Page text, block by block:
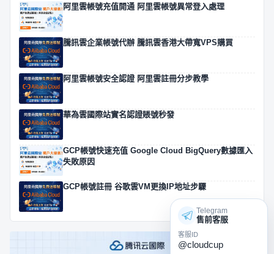
阿里雲帳號充值開通 阿里雲帳號異常登入處理
騰訊雲企業帳號代辦 騰訊雲香港大帶寬VPS購買
阿里雲帳號安全認證 阿里雲註冊分步教學
華為雲國際站實名認證賬號秒發
GCP帳號快速充值 Google Cloud BigQuery數據匯入
失敗原因
GCP帳號註冊 谷歌雲VM更換IP地址步驟
Telegram
售前客服
客服ID
@cloudcup